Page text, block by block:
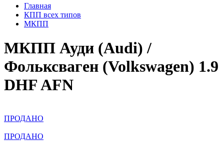
Главная
КПП всех типов
МКПП
МКПП Ауди (Audi) /
Фольксваген (Volkswagen) 1.9
DHF AFN
ПРОДАНО
ПРОДАНО